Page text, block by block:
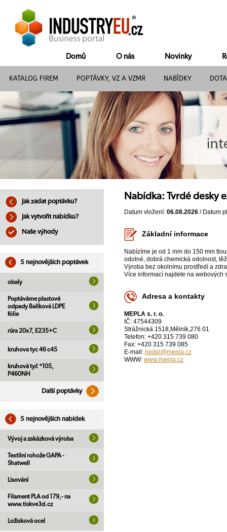
Domů O nás Novinky
KATALOG FIREM POPTÁVKY, VZ A VZMR NABÍDKY
Jak zadat poptávku?
Jak vytvořit nabídku?
Naše výhody
5 nejnovějších poptávek
obaly
Poptáváme plastové
odpady Balíková LDPE
fólie
rúra 20x7, E235+C
kruhova tyc 46 c45
kruhová tyč *105,
P460NH
Další poptávky
5 nejnovějších nabídek
Vývoj a zakázková výroba
Textilní rohože GAPA -
Shatwell
Lisování
Filament PLA od 179,- na
www.tiskve3d.cz
Ložisková ocel
Nabídka: Tvrdé desky
Datum vložení: 06.08.2026 / Datum
Základní informace
Nabízíme je od 1 mm do 150 mm
odolné, dobrá chemická odolnost,
Výroba bez okolnímu prostředí a
Více informací najdete na webových
Adresa a kontakty
MEPLA s. r. o.
IČ: 47544309
Strážnická 1518,Mělník,276 01
Telefon: +420 315 739 080
Fax: +420 315 739 085
E-mail: riedel@mepla.cz
WWW: www.mepla.cz